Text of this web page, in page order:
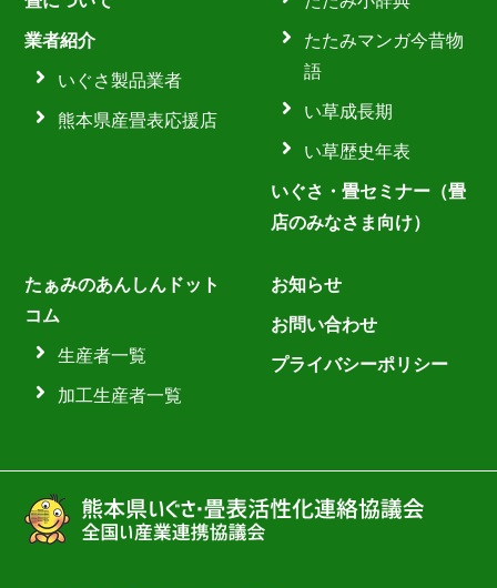
業者紹介
いぐさ製品業者
熊本県産畳表応援店
たたみマンガ今昔物
語
い草成長期
い草歴史年表
いぐさ・畳セミナー（畳
店のみなさま向け）
たぁみのあんしんドット
コム
生産者一覧
加工生産者一覧
お知らせ
お問い合わせ
プライバシーポリシー